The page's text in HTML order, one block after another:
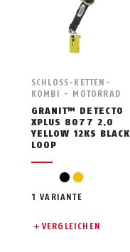
SCHLOSS-KETTEN-
KOMBI - MOTORRAD
GRANIT™ DETECTO
XPLUS 8077 2.0
YELLOW 12KS BLACK
LOOP
blackyellow
1 VARIANTE
VERGLEICHEN